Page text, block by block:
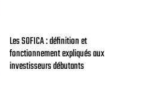
Les SOFICA : définition et
fonctionnement expliqués aux
investisseurs débutants